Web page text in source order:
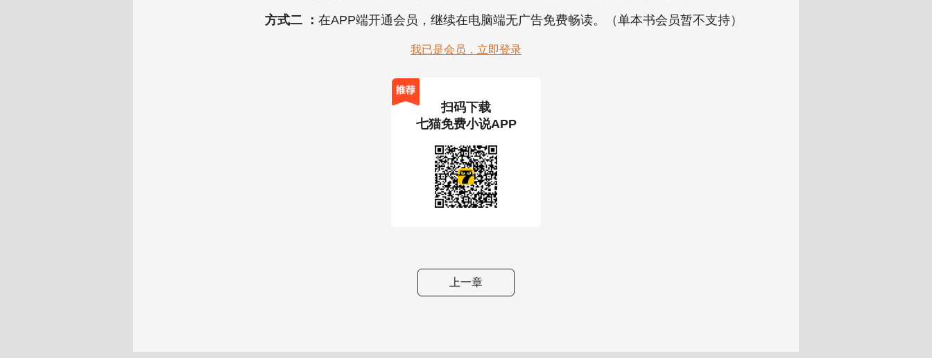
方式二 ： 在APP端开通会员，继续在电脑端无广告免费畅读。（单本书会员暂不支持）
我已是会员，立即登录
扫码下载
七猫免费小说APP
上一章